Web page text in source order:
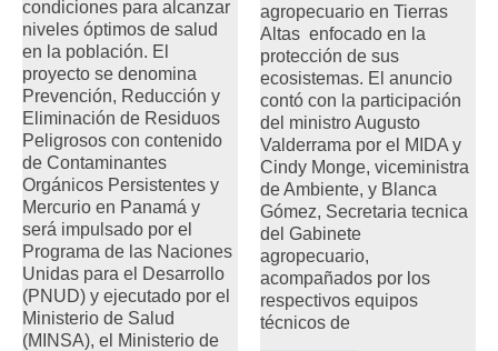
condiciones para alcanzar
niveles óptimos de salud
en la población. El
proyecto se denomina
Prevención, Reducción y
Eliminación de Residuos
Peligrosos con contenido
de Contaminantes
Orgánicos Persistentes y
Mercurio en Panamá y
será impulsado por el
Programa de las Naciones
Unidas para el Desarrollo
(PNUD) y ejecutado por el
Ministerio de Salud
(MINSA), el Ministerio de
agropecuario en Tierras
Altas enfocado en la
protección de sus
ecosistemas. El anuncio
contó con la participación
del ministro Augusto
Valderrama por el MIDA y
Cindy Monge, viceministra
de Ambiente, y Blanca
Gómez, Secretaria tecnica
del Gabinete
agropecuario,
acompañados por los
respectivos equipos
técnicos de